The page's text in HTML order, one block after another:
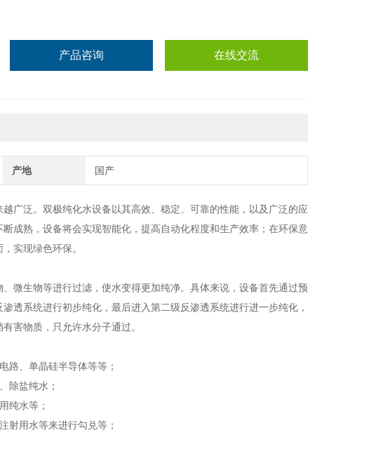
产品咨询 在线交流
产地 国产
广泛。双极纯化水设备以其高效、稳定、可靠的性能，以及广泛的应
成熟，设备将会实现智能化，提高自动化程度和生产效率；在环保意
实现绿色环保。
微生物等进行过滤，使水变得更加纯净。具体来说，设备首先通过预
透系统进行初步纯化，最后进入第二级反渗透系统进行进一步纯化，
害物质，只允许水分子通过。
路、单晶硅半导体等等；
除盐纯水；
纯水等；
射用水等来进行勾兑等；